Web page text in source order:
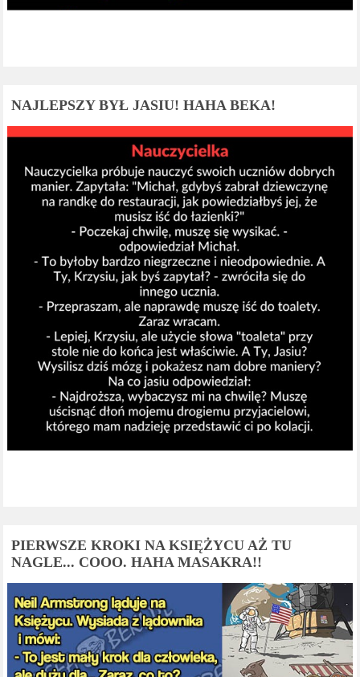
NAJLEPSZY BYŁ JASIU! HAHA BEKA!
PIERWSZE KROKI NA KSIĘŻYCU AŻ TU
NAGLE... COOO. HAHA MASAKRA!!